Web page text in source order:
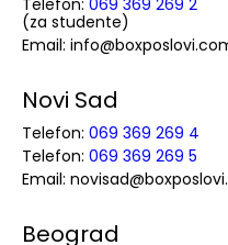
Telefon: 069 369 269 2
(za studente)
Email:
Novi Sad
Telefon: 069 369 269 4
Telefon: 069 369 269 5
Email:
Beograd